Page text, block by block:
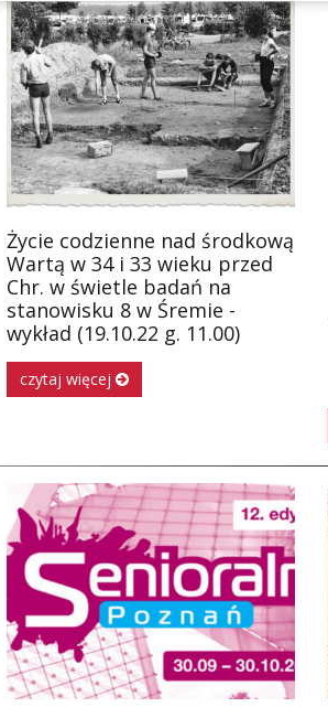
Życie codzienne nad środkową
Wartą w 34 i 33 wieku przed
Chr. w świetle badań na
stanowisku 8 w Śremie -
wykład (19.10.22 g. 11.00)
czytaj więcej